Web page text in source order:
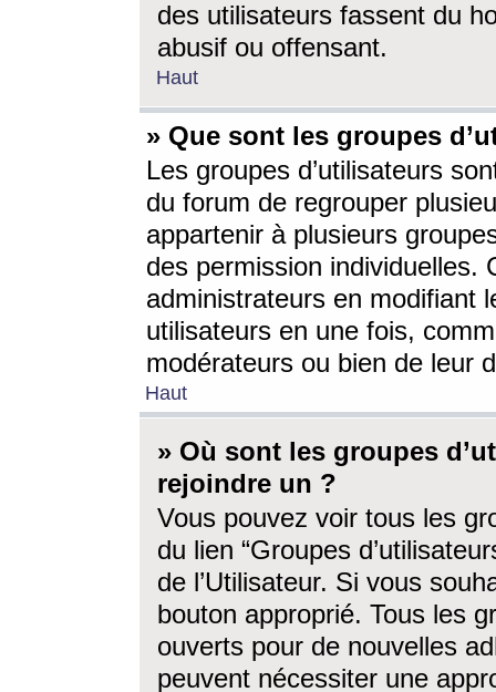
des utilisateurs fassent du
abusif ou offensant.
Haut
» Que sont les groupes
Les groupes d’utilisateurs
du forum de regrouper
appartenir à plusieurs
des permission individuelles.
administrateurs en modifiant
utilisateurs en une fois,
modérateurs ou bien de leur
Haut
» Où sont les groupes
rejoindre un ?
Vous pouvez voir tous les
du lien “Groupes
de l’Utilisateur. Si vous
bouton approprié. Tous les
ouverts pour de nouvelles
peuvent nécessiter une